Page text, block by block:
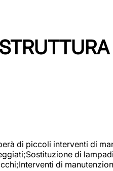
di piccoli interventi di
di
di